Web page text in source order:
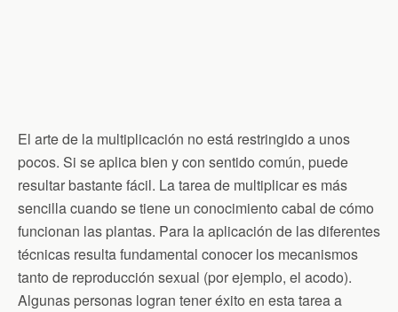
El arte de la multiplicación no está restringido a unos
pocos. Si se aplica bien y con sentido común, puede
resultar bastante fácil. La tarea de multiplicar es más
sencilla cuando se tiene un conocimiento cabal de cómo
funcionan las plantas. Para la aplicación de las diferentes
técnicas resulta fundamental conocer los mecanismos
tanto de reproducción sexual (por ejemplo, el acodo).
Algunas personas logran tener éxito en esta tarea a